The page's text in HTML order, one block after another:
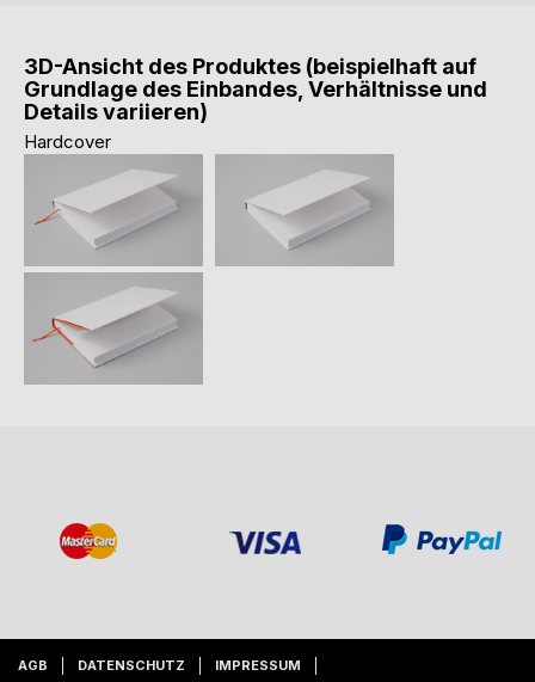
3D-Ansicht des Produktes (beispielhaft auf
Grundlage des Einbandes, Verhältnisse und
Details variieren)
Hardcover
AGB DATENSCHUTZ IMPRESSUM